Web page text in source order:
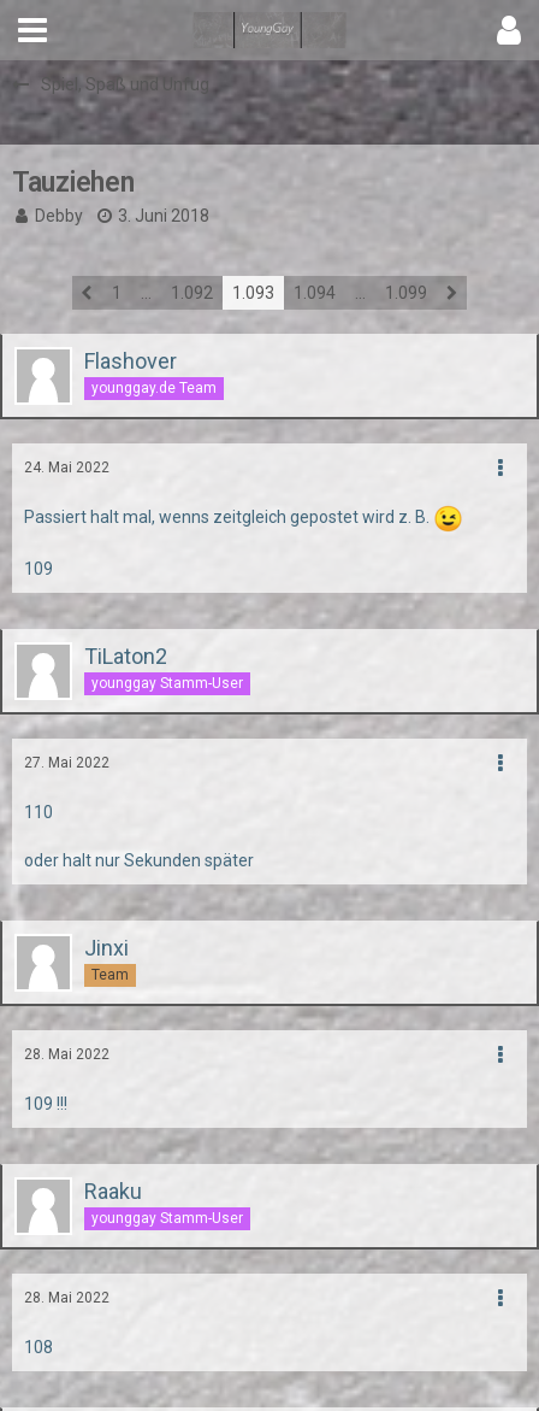
Spiel, Spaß und Unfug
Tauziehen
Debby 3. Juni 2018
1 1.092 1.093 1.094 1.099
Flashover
younggay.de Team
24. Mai 2022
Passiert halt mal, wenns zeitgleich gepostet wird z. B.
109
TiLaton2
younggay Stamm-User
27. Mai 2022
110
oder halt nur Sekunden später
Jinxi
Team
28. Mai 2022
109 !!!
Raaku
younggay Stamm-User
28. Mai 2022
108